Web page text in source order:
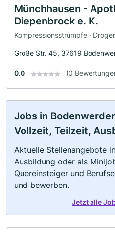
Münchhausen -
Diepenbrock e. K.
Kompressionsstrümpfe ·
Große Str. 45, 37619
0.0 (0
Jobs in
Vollzeit, Teilzeit,
Aktuelle Stellenangebote
Ausbildung oder als
Quereinsteiger und
und bewerben.
Jetzt alle